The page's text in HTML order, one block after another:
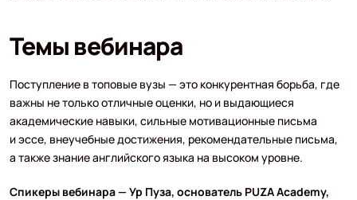
Темы вебинара
Поступление в топовые вузы — это конкурентная борьба, где
важны не только отличные оценки, но и выдающиеся
академические навыки, сильные мотивационные письма
и эссе, внеучебные достижения, рекомендательные письма,
а также знание английского языка на высоком уровне.
Спикеры вебинара — Ур Пуза, основатель PUZA Academy,